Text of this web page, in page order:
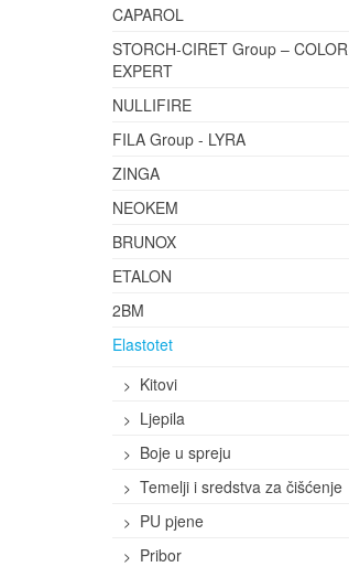
CAPAROL
STORCH-CIRET Group – COLOR
EXPERT
NULLIFIRE
FILA Group - LYRA
ZINGA
NEOKEM
BRUNOX
ETALON
2BM
Elastotet
Kitovi
Ljepila
Boje u spreju
Temelji i sredstva za čišćenje
PU pjene
Pribor